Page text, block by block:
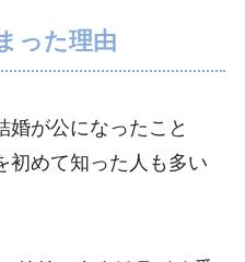
った理由
婚が公になったこと
初めて知った人も多い